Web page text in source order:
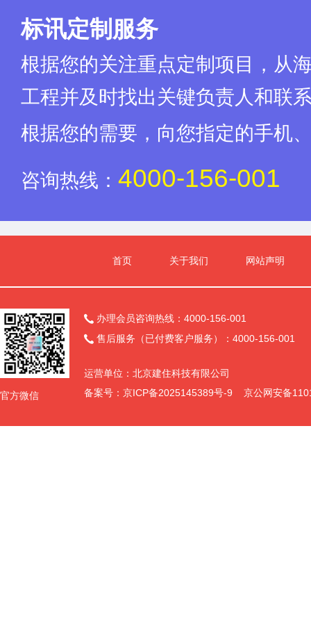
标讯定制服务
根据您的关注重点定制项目，从
工程并及时找出关键负责人和联
根据您的需要，向您指定的手机
咨询热线： 4000-156-001
首页 关于我们 网站声明
官方微信
 办理会员咨询热线：4000-156-001
 售后服务（已付费客户服务）：4000-156-001
运营单位：北京建住科技有限公司
备案号： 京ICP备2025145389号-9 京公网安备